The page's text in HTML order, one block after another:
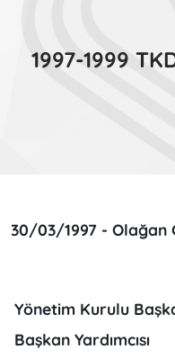
1997-1999
30/03/1997 - Olağan
Yönetim Kurulu
Başkan Yardımcısı